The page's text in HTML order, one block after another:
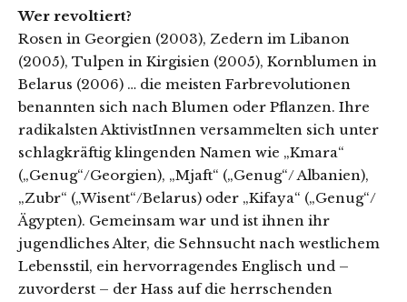
Wer revoltiert?
Rosen in Georgien (2003), Zedern im Libanon
(2005), Tulpen in Kirgisien (2005), Kornblumen in
Belarus (2006) … die meisten Farbrevolutionen
benannten sich nach Blumen oder Pflanzen. Ihre
radikalsten AktivistInnen versammelten sich unter
schlagkräftig klingenden Namen wie „Kmara“
(„Genug“/Georgien), „Mjaft“ („Genug“/ Albanien),
„Zubr“ („Wisent“/Belarus) oder „Kifaya“ („Genug“/
Ägypten). Gemeinsam war und ist ihnen ihr
jugendliches Alter, die Sehnsucht nach westlichem
Lebensstil, ein hervorragendes Englisch und –
zuvorderst – der Hass auf die herrschenden